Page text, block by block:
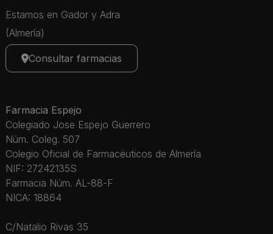
Estamos en Gador y Adra
(Almería)
Consultar farmacias
Farmacia Espejo
Colegiado Jose Espejo Guerrero
Núm. Coleg. 507
Colegio Oficial de Farmacéuticos de Almería
NIF: 27242135S
Farmacia Núm. AL-88-F
NICA: 18864
C/Natalio Rivas 35